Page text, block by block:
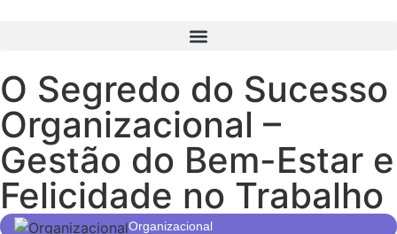
O Segredo do Sucesso
Organizacional –
Gestão do Bem-Estar e
Felicidade no Trabalho
Organizacional